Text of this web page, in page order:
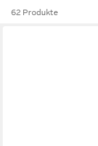
62 Produkte